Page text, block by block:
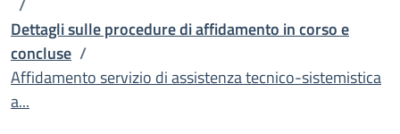
/
Dettagli sulle procedure di affidamento in corso e
concluse /
Affidamento servizio di assistenza tecnico-sistemistica
a...